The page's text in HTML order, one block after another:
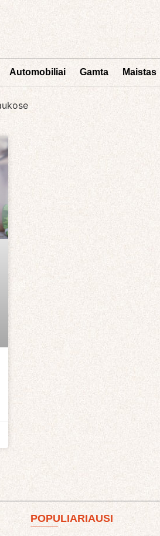
Automobiliai Gamta Maistas
POPULIARIAUSI